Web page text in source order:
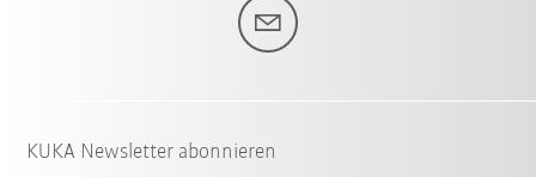
KUKA Newsletter abonnieren